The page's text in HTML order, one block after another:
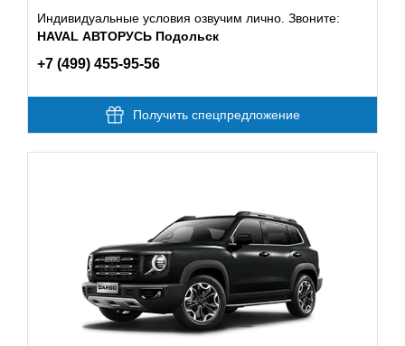
Индивидуальные условия озвучим лично. Звоните:
HAVAL АВТОРУСЬ Подольск
+7 (499) 455-95-56
Получить спецпредложение